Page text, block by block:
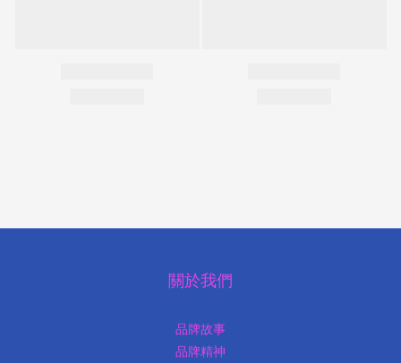
關於我們
品牌故事
品牌精神